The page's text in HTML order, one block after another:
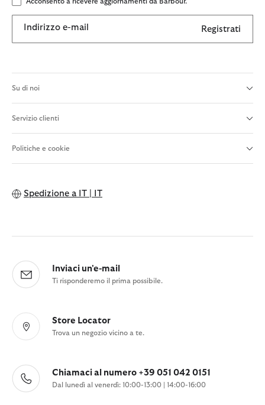
Indirizzo e-mail Registrati
Su di noi
Servizio clienti
Politiche e cookie
Spedizione a IT | IT
Inviaci un'e-mail
Ti risponderemo il prima possibile.
Store Locator
Trova un negozio vicino a te.
Chiamaci al numero +39 051 042 0151
Dal lunedì al venerdì: 10:00-13:00 | 14:00-16:00